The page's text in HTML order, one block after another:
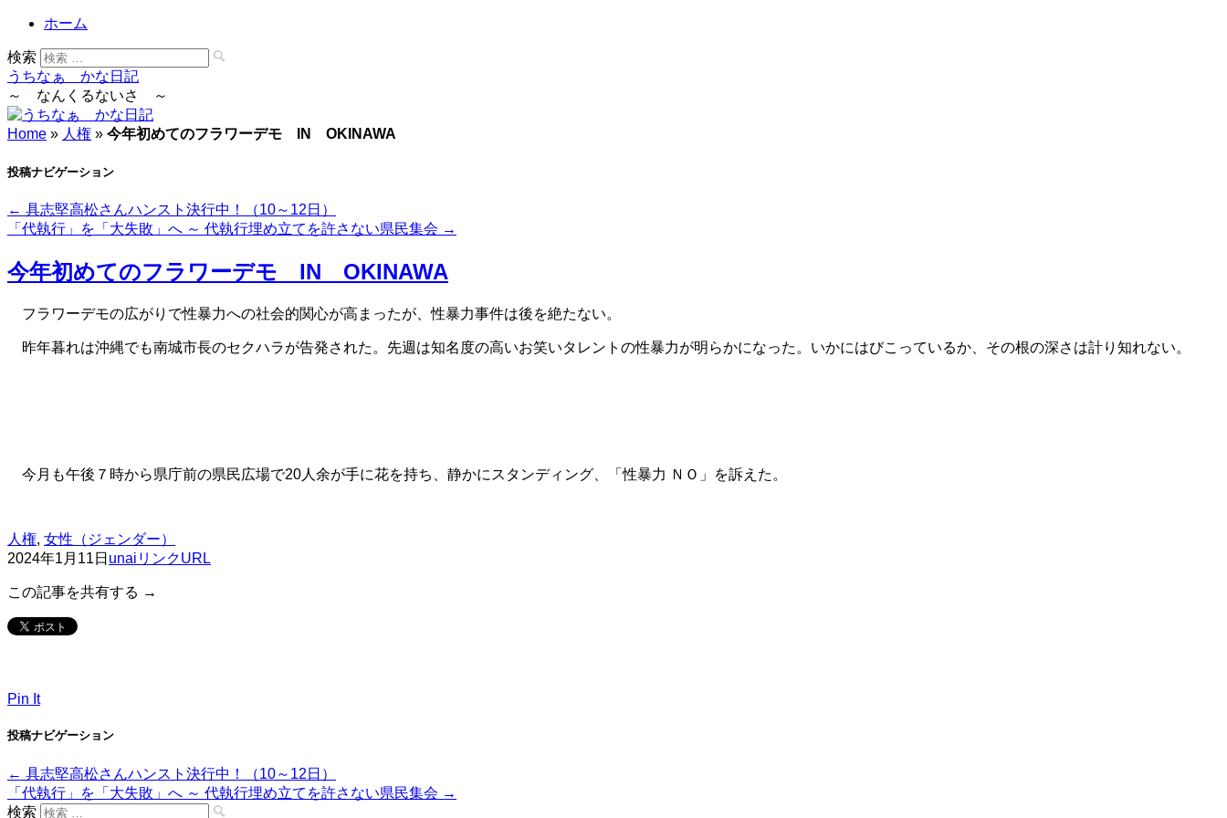
ホーム
検索
うちなぁ かな日記
～ なんくるないさ ～
Home » 人権 » 今年初めてのフラワーデモ IN OKINAWA
投稿ナビゲーション
← 具志堅高松さんハンスト決行中！（10～12日）
「代執行」を「大失敗」へ ～ 代執行埋め立てを許さない県民集会 →
今年初めてのフラワーデモ IN OKINAWA
フラワーデモの広がりで性暴力への社会的関心が高まったが、性暴力事件は後を絶たない。
昨年暮れは沖縄でも南城市長のセクハラが告発された。先週は知名度の高いお笑いタレントの性暴力が明らかになった。いかにはびこっているか、その根の深さは計り知れない。
今月も午後７時から県庁前の県民広場で20人余が手に花を持ち、静かにスタンディング、「性暴力 ＮＯ」を訴えた。
人権, 女性（ジェンダー）
2024年1月11日 unai リンクURL
この記事を共有する →
Pin It
投稿ナビゲーション
← 具志堅高松さんハンスト決行中！（10～12日）
「代執行」を「大失敗」へ ～ 代執行埋め立てを許さない県民集会 →
検索